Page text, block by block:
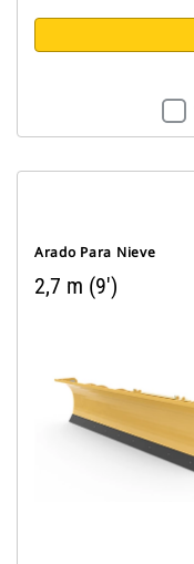
Arado Para Nieve
2,7 m (9')